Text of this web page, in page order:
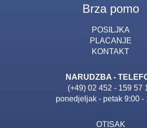
Brza pomo
POSILJKA
PLACANJE
KONTAKT
NARUDZBA -
(+49) 02 452 - 159 57
ponedjeljak - petak 9:00 -
OTISAK